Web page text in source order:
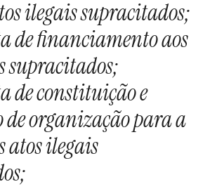
ilegais supracitados;
de financiamento aos
supracitados;
de constituição e
organização para a
atos ilegais